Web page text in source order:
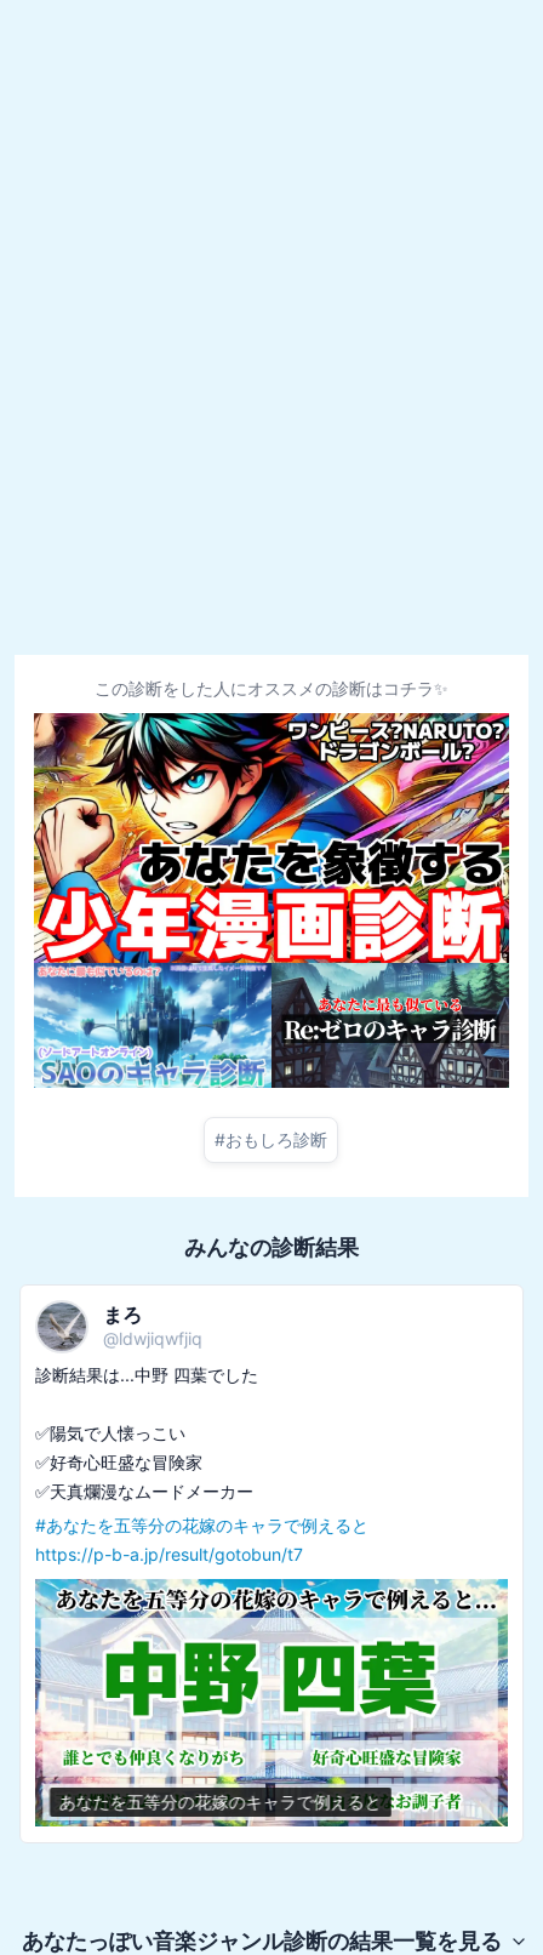
この診断をした人にオススメの診断はコチラ✨
#おもしろ診断
みんなの診断結果
まろ
@ldwjiqwfjiq
診断結果は...中野 四葉でした
✅陽気で人懐っこい
✅好奇心旺盛な冒険家
#あなたを五等分の花嫁のキャラで例えると
https://p-b-a.jp/result/gotobun/t7
あなたを五等分の花嫁のキャラで例えると
あなたっぽい音楽ジャンル診断の結果一覧を見る